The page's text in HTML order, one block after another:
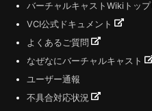
バーチャルキャストWikiトップ
VCI公式ドキュメント
よくあるご質問
なぜなにバーチャルキャスト
ユーザー通報
不具合対応状況